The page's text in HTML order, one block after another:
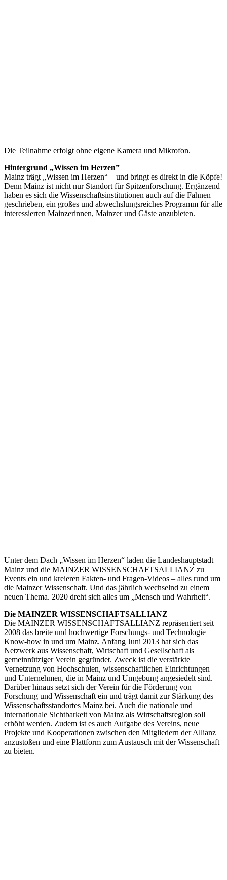
Die Teilnahme erfolgt ohne eigene Kamera und Mikrofon.
Hintergrund „Wissen im Herzen”
Mainz trägt „Wissen im Herzen“ – und bringt es direkt in die Köpfe!
Denn Mainz ist nicht nur Standort für Spitzenforschung. Ergänzend
haben es sich die Wissenschaftsinstitutionen auch auf die Fahnen
geschrieben, ein großes und abwechslungsreiches Programm für alle
interessierten Mainzerinnen, Mainzer und Gäste anzubieten.
Unter dem Dach „Wissen im Herzen“ laden die Landeshauptstadt
Mainz und die MAINZER WISSENSCHAFTSALLIANZ zu
Events ein und kreieren Fakten- und Fragen-Videos – alles rund um
die Mainzer Wissenschaft. Und das jährlich wechselnd zu einem
neuen Thema. 2020 dreht sich alles um „Mensch und Wahrheit“.
Die MAINZER WISSENSCHAFTSALLIANZ
Die MAINZER WISSENSCHAFTSALLIANZ repräsentiert seit
2008 das breite und hochwertige Forschungs- und Technologie
Know-how in und um Mainz. Anfang Juni 2013 hat sich das
Netzwerk aus Wissenschaft, Wirtschaft und Gesellschaft als
gemeinnütziger Verein gegründet. Zweck ist die verstärkte
Vernetzung von Hochschulen, wissenschaftlichen Einrichtungen
und Unternehmen, die in Mainz und Umgebung angesiedelt sind.
Darüber hinaus setzt sich der Verein für die Förderung von
Forschung und Wissenschaft ein und trägt damit zur Stärkung des
Wissenschaftsstandortes Mainz bei. Auch die nationale und
internationale Sichtbarkeit von Mainz als Wirtschaftsregion soll
erhöht werden. Zudem ist es auch Aufgabe des Vereins, neue
Projekte und Kooperationen zwischen den Mitgliedern der Allianz
anzustoßen und eine Plattform zum Austausch mit der Wissenschaft
zu bieten.